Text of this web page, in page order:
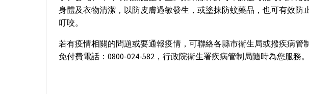
身體及衣物清潔，以防皮膚過敏發生，或塗抹防蚊藥品，也可有效防
叮咬。
若有疫情相關的問題或要通報疫情，可聯絡各縣市衛生局或撥疾病管
免付費電話：0800-024-582，行政院衛生署疾病管制局隨時為您服務。